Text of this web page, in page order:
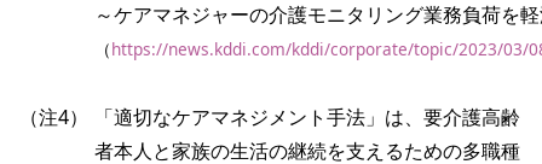
～ケアマネジャーの介護モニタリング業務負荷を
（https://news.kddi.com/kddi/corporate/topic/2023/03/
（注4）
「適切なケアマネジメント手法」は、要介護高齢
者本人と家族の生活の継続を支えるための多職種